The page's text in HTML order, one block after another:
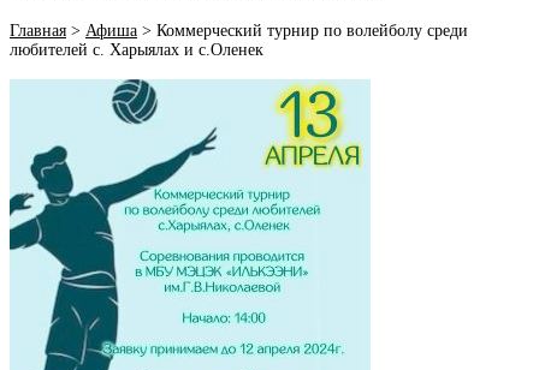
Главная > Афиша > Коммерческий турнир по волейболу среди
любителей с. Харыялах и с.Оленек